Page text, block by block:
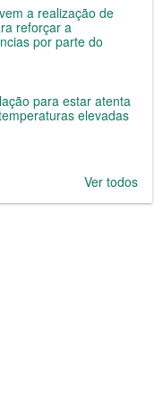
a realização de
reforçar a
por parte do
para estar atenta
elevadas
Ver todos